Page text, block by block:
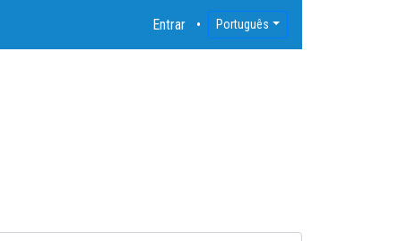
Entrar Português